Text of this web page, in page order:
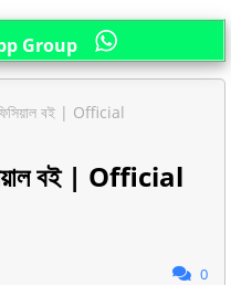
Group
বই | Official
বই | Official
0